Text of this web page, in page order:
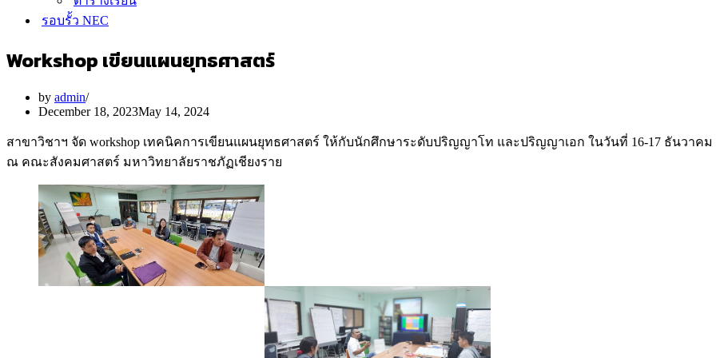
รอบรั้ว NEC
Workshop เขียนแผนยุทธศาสตร์
by admin
December 18, 2023May 14, 2024
สาขาวิชาฯ จัด workshop เทคนิคการเขียนแผนยุทธศาสตร์ ให้กับนักศึกษาระดับปริญญาโท และปริญญาเอก ในวันที่ 16-17 ธันวาคม
ณ คณะสังคมศาสตร์ มหาวิทยาลัยราชภัฏเชียงราย